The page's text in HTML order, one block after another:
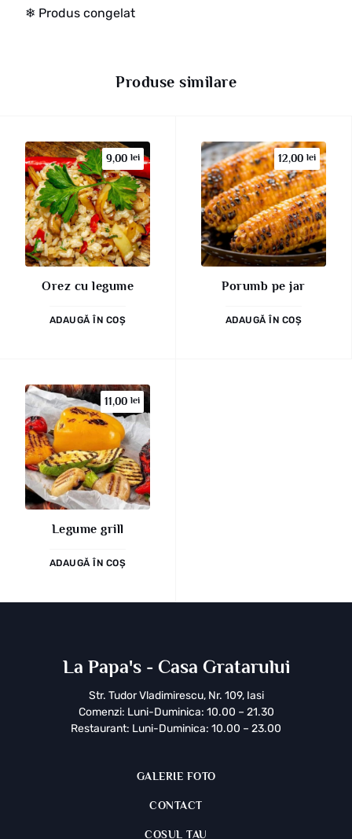
❄ Produs congelat
Produse similare
9,00lei
Orez cu legume
ADAUGĂ ÎN COȘ
12,00lei
Porumb pe jar
ADAUGĂ ÎN COȘ
11,00lei
Legume grill
ADAUGĂ ÎN COȘ
La Papa's - Casa Gratarului
Str. Tudor Vladimirescu, Nr. 109, Iasi
Comenzi: Luni-Duminica: 10.00 – 21.30
Restaurant: Luni-Duminica: 10.00 – 23.00
GALERIE FOTO
CONTACT
COSUL TAU